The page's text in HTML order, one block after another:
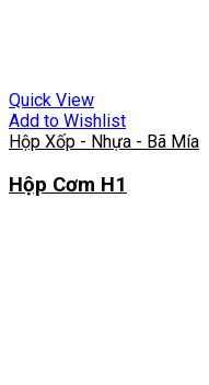
Quick View
Add to Wishlist
Hộp Xốp - Nhựa - Bã Mía
Hộp Cơm H1